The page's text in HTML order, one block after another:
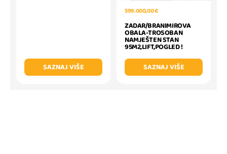
SAZNAJ VIŠE
599.000,00 €
ZADAR/BRANIMIROVA
OBALA-TROSOBAN
NAMJEŠTEN STAN
95M2,LIFT,POGLED !
SAZNAJ VIŠE